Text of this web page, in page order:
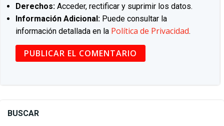
Derechos: Acceder, rectificar y suprimir los datos.
Información Adicional: Puede consultar la
información detallada en la Política de Privacidad.
BUSCAR